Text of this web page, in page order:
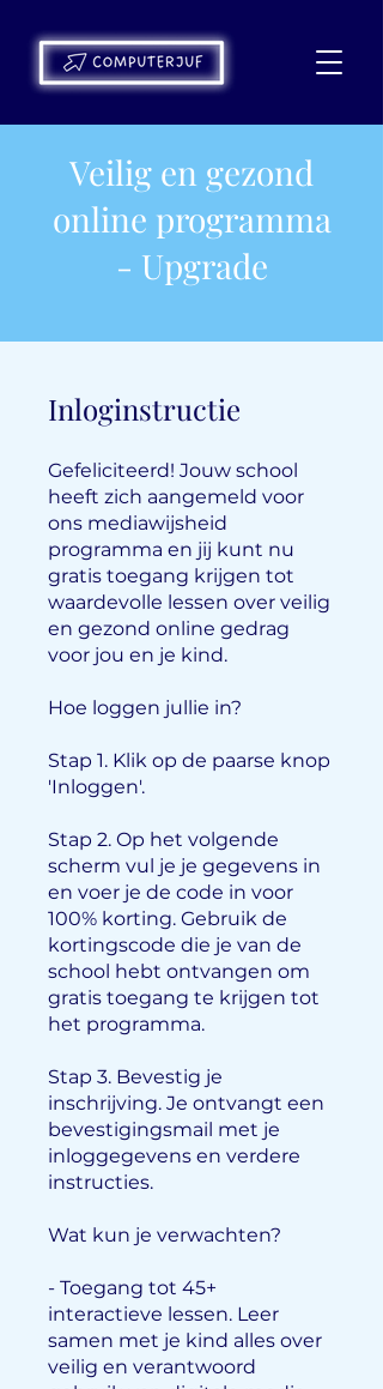
Veilig en gezond
online programma
- Upgrade
Inloginstructie
Gefeliciteerd! Jouw school
heeft zich aangemeld voor
ons mediawijsheid
programma en jij kunt nu
gratis toegang krijgen tot
waardevolle lessen over veilig
en gezond online gedrag
voor jou en je kind.
Hoe loggen jullie in?
Stap 1. Klik op de paarse knop
'Inloggen'.
Stap 2. Op het volgende
scherm vul je je gegevens in
en voer je de code in voor
100% korting. Gebruik de
kortingscode die je van de
school hebt ontvangen om
gratis toegang te krijgen tot
het programma.
Stap 3. Bevestig je
inschrijving. Je ontvangt een
bevestigingsmail met je
inloggegevens en verdere
instructies.
Wat kun je verwachten?
- Toegang tot 45+
interactieve lessen. Leer
samen met je kind alles over
veilig en verantwoord